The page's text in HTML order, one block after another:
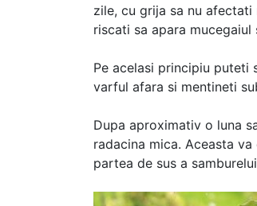
zile, cu grija sa nu
riscati sa apara
Pe acelasi principiu puteti
varful afara si mentineti
Dupa aproximativ o luna
radacina mica. Aceasta
partea de sus a